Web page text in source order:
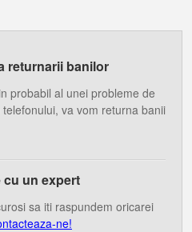
returnarii banilor
probabil al unei probleme de
va vom returna banii
cu un expert
sa iti raspundem oricarei
ne!